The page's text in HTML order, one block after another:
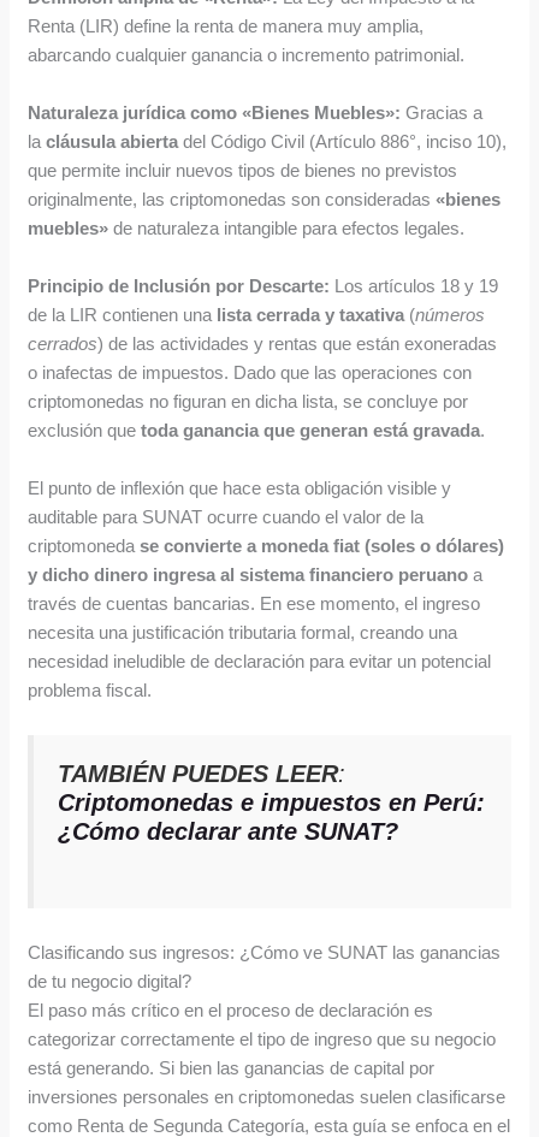
Renta (LIR) define la renta de manera muy amplia,
abarcando cualquier ganancia o incremento patrimonial.
Naturaleza jurídica como «Bienes Muebles»: Gracias a
lacláusula abierta del Código Civil (Artículo 886°, inciso 10),
que permite incluir nuevos tipos de bienes no previstos
originalmente, las criptomonedas son consideradas«bienes
muebles» de naturaleza intangible para efectos legales.
Principio de Inclusión por Descarte: Los artículos 18 y 19
de la LIR contienen una lista cerrada y taxativa (números
cerrados) de las actividades y rentas que están exoneradas
o inafectas de impuestos. Dado que las operaciones con
criptomonedas no figuran en dicha lista, se concluye por
exclusión quetoda ganancia que generan está gravada.
El punto de inflexión que hace esta obligación visible y
auditable para SUNAT ocurre cuando el valor de la
criptomonedase convierte a moneda fiat (soles o dólares)
y dicho dinero ingresa al sistema financiero peruano a
través de cuentas bancarias. En ese momento, el ingreso
necesita una justificación tributaria formal, creando una
necesidad ineludible de declaración para evitar un potencial
problema fiscal.
TAMBIÉN PUEDES LEER:
Criptomonedas e impuestos en Perú:
¿Cómo declarar ante SUNAT?
Clasificando sus ingresos: ¿Cómo ve SUNAT las ganancias
de tu negocio digital?
El paso más crítico en el proceso de declaración es
categorizar correctamente el tipo de ingreso que su negocio
está generando. Si bien las ganancias de capital por
inversiones personales en criptomonedas suelen clasificarse
como Renta de Segunda Categoría, esta guía se enfoca en el